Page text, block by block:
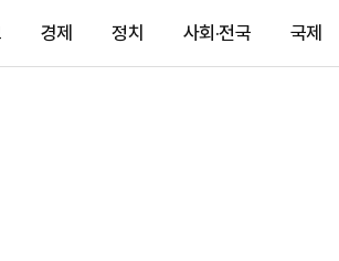
경제 정치 사회·전국 국제